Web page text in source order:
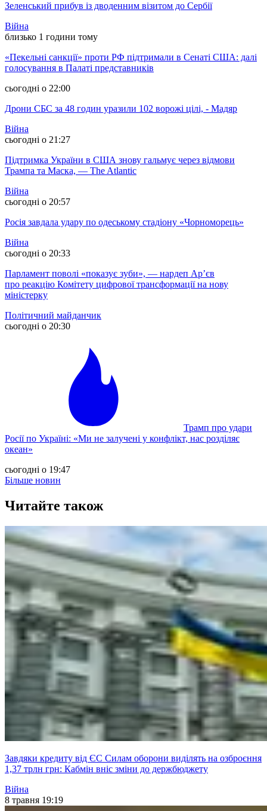
Зеленський прибув із дводенним візитом до Сербії
Війна
близько 1 години тому
«Пекельні санкції» проти РФ підтримали в Сенаті США: далі
голосування в Палаті представників
сьогодні о 22:00
Дрони СБС за 48 годин уразили 102 ворожі цілі, - Мадяр
Війна
сьогодні о 21:27
Підтримка України в США знову гальмує через відмови
Трампа та Маска, — The Atlantic
Війна
сьогодні о 20:57
Росія завдала удару по одеському стадіону «Чорноморець»
Війна
сьогодні о 20:33
Парламент поволі «показує зуби», — нардеп Ар’єв
про реакцію Комітету цифрової трансформації на нову
міністерку
Політичний майданчик
сьогодні о 20:30
Трамп про удари
Росії по Україні: «Ми не залучені у конфлікт, нас розділяє
океан»
сьогодні о 19:47
Більше новин
Читайте також
Завдяки кредиту від ЄС Силам оборони виділять на озброєння
1,37 трлн грн: Кабмін вніс зміни до держбюджету
Війна
8 травня 19:19